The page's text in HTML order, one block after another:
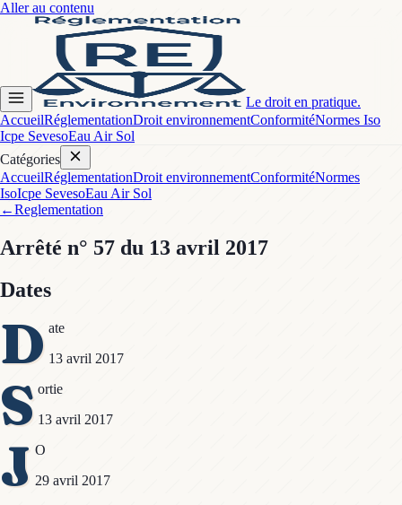
Aller au contenu
Le droit en pratique.
AccueilRéglementationDroit environnementConformitéNormes Iso
Icpe SevesoEau Air Sol
Catégories
AccueilRéglementationDroit environnementConformitéNormes
IsoIcpe SevesoEau Air Sol
←Reglementation
Arrêté n° 57 du 13 avril 2017
Dates
D ate
13 avril 2017
S ortie
13 avril 2017
J O
29 avril 2017